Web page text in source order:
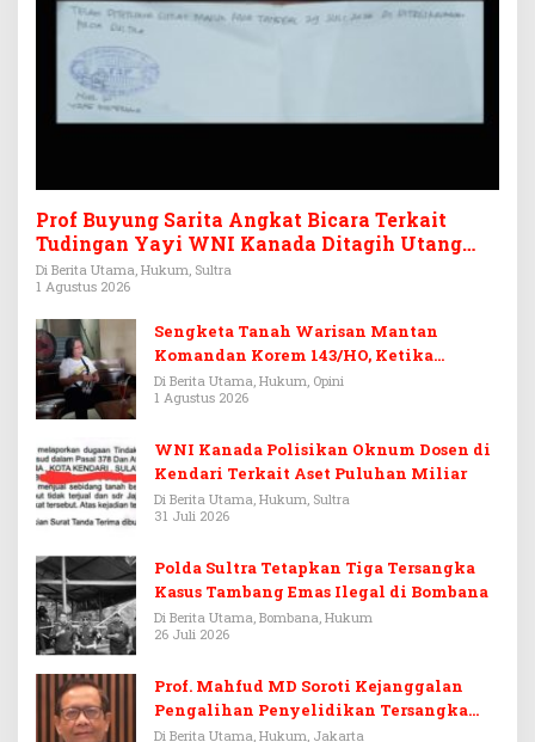
Prof Buyung Sarita Angkat Bicara Terkait
Tudingan Yayi WNI Kanada Ditagih Utang
Rp3,6 Miliar
Di Berita Utama, Hukum, Sultra
1 Agustus 2026
Sengketa Tanah Warisan Mantan
Komandan Korem 143/HO, Ketika
Warisan Menjadi Arena Pemerasan
Di Berita Utama, Hukum, Opini
1 Agustus 2026
WNI Kanada Polisikan Oknum Dosen di
Kendari Terkait Aset Puluhan Miliar
Di Berita Utama, Hukum, Sultra
31 Juli 2026
Polda Sultra Tetapkan Tiga Tersangka
Kasus Tambang Emas Ilegal di Bombana
Di Berita Utama, Bombana, Hukum
26 Juli 2026
Prof. Mahfud MD Soroti Kejanggalan
Pengalihan Penyelidikan Tersangka
Febrie Adriansyah
Di Berita Utama, Hukum, Jakarta